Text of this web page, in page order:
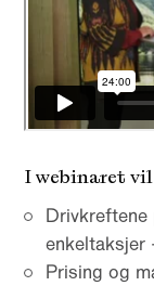
I webinaret
Drivkreftene
enkeltaksjer
Prising og